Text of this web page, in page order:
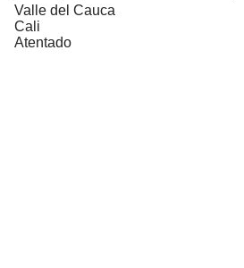
Valle del Cauca
Cali
Atentado